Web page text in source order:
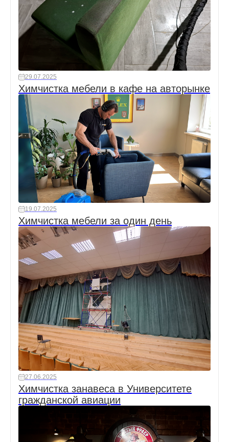
29.07.2025
Химчистка мебели в кафе на авторынке
19.07.2025
Химчистка мебели за один день
27.06.2025
Химчистка занавеса в Университете
гражданской авиации